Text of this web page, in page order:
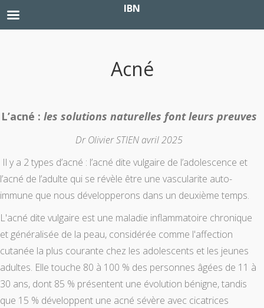
Acné
L’acné : les solutions naturelles font leurs preuves
Dr Olivier STIEN avril 2025
Il y a 2 types d’acné : l’acné dite vulgaire de l’adolescence et
l’acné de l’adulte qui se révèle être une vascularite auto-
immune que nous développerons dans un deuxième temps.
L'acné dite vulgaire est une maladie inflammatoire chronique
et généralisée de la peau, considérée comme l'affection
cutanée la plus courante chez les adolescents et les jeunes
adultes. Elle touche 80 à 100 % des personnes âgées de 11 à
30 ans, dont 85 % présentent une évolution bénigne, tandis
que 15 % développent une acné sévère avec cicatrices
IBN